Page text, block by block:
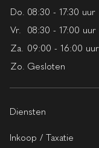
Do. 08:30 - 17:30 uur
Vr.
08:30 - 17:00 uur
Za. 09:00 - 16:00 uur
Zo. Gesloten
Diensten
Inkoop / Taxatie